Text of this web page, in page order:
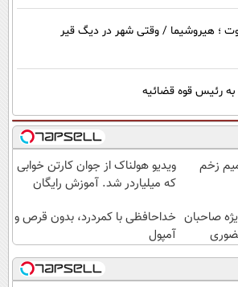
ششم اوت ؛ هیروشیما / وقتی شهر در دیگ قیر
رئیس قوه قضائیه
زخم
ویدیو هولناک از جوان کارتن خوابی
که میلیاردر شد. آموزش رایگان
ویژه صاحبان خداحافظی با کمردرد، بدون قرص و
آمپول